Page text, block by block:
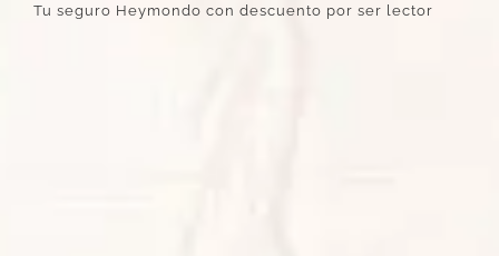
Tu seguro Heymondo con descuento por ser lector